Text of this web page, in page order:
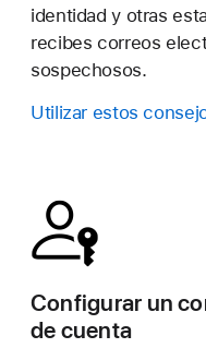
identidad y otras
recibes correos
sospechosos.
Utilizar estos
Configurar un
de cuenta